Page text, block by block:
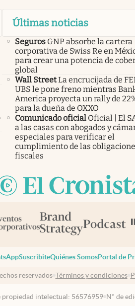
Últimas noticias
Seguros GNP absorbe la cartera
corporativa de Swiss Re en
para crear una potencia de
global
Wall StreetLa encrucijada de
UBS le pone freno mientras
America proyecta un rally de
para la dueña de OXXO
Comunicado oficial Oficial | El
a las casas con abogados y
especiales para verificar el
cumplimiento de las
fiscales
SuscribiteQuiénes SomosPortal de
reservados Términos y condiciones
propiedad intelectual: 56576959 N° de